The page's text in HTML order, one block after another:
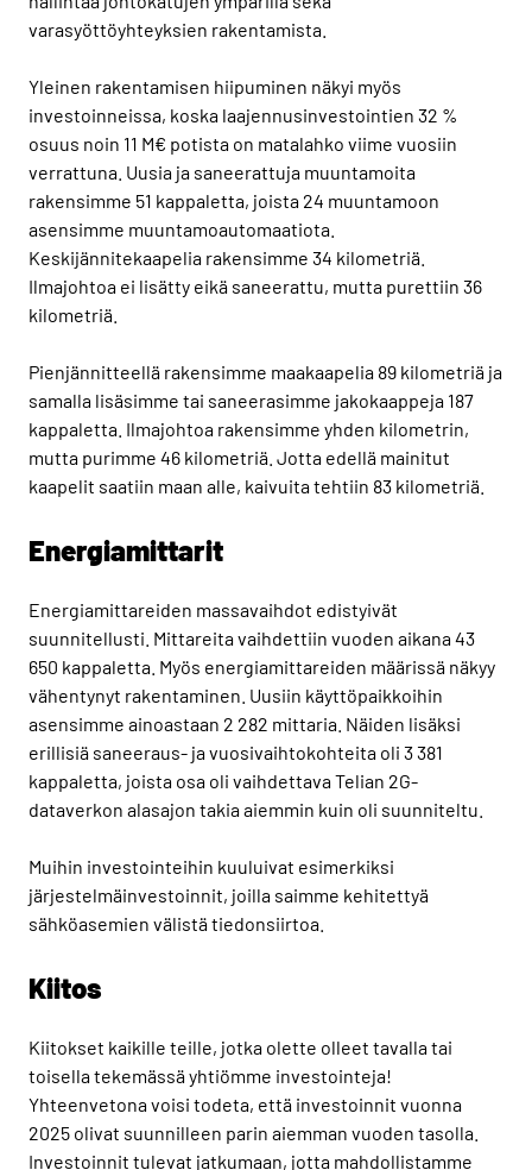
varasyöttöyhteyksien rakentamista.
Yleinen rakentamisen hiipuminen näkyi myös
investoinneissa, koska laajennusinvestointien 32 %
osuus noin 11 M€ potista on matalahko viime vuosiin
verrattuna. Uusia ja saneerattuja muuntamoita
rakensimme 51 kappaletta, joista 24 muuntamoon
asensimme muuntamoautomaatiota.
Keskijännitekaapelia rakensimme 34 kilometriä.
Ilmajohtoa ei lisätty eikä saneerattu, mutta purettiin 36
kilometriä.
Pienjännitteellä rakensimme maakaapelia 89 kilometriä ja
samalla lisäsimme tai saneerasimme jakokaappeja 187
kappaletta. Ilmajohtoa rakensimme yhden kilometrin,
mutta purimme 46 kilometriä. Jotta edellä mainitut
kaapelit saatiin maan alle, kaivuita tehtiin 83 kilometriä.
Energiamittarit
Energiamittareiden massavaihdot edistyivät
suunnitellusti. Mittareita vaihdettiin vuoden aikana 43
650 kappaletta. Myös energiamittareiden määrissä näkyy
vähentynyt rakentaminen. Uusiin käyttöpaikkoihin
asensimme ainoastaan 2 282 mittaria. Näiden lisäksi
erillisiä saneeraus- ja vuosivaihtokohteita oli 3 381
kappaletta, joista osa oli vaihdettava Telian 2G-
dataverkon alasajon takia aiemmin kuin oli suunniteltu.
Muihin investointeihin kuuluivat esimerkiksi
järjestelmäinvestoinnit, joilla saimme kehitettyä
sähköasemien välistä tiedonsiirtoa.
Kiitos
Kiitokset kaikille teille, jotka olette olleet tavalla tai
toisella tekemässä yhtiömme investointeja!
Yhteenvetona voisi todeta, että investoinnit vuonna
2025 olivat suunnilleen parin aiemman vuoden tasolla.
Investoinnit tulevat jatkumaan, jotta mahdollistamme